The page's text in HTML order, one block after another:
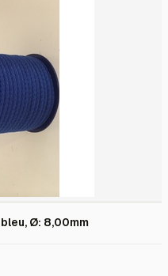
Ø: 8,00mm